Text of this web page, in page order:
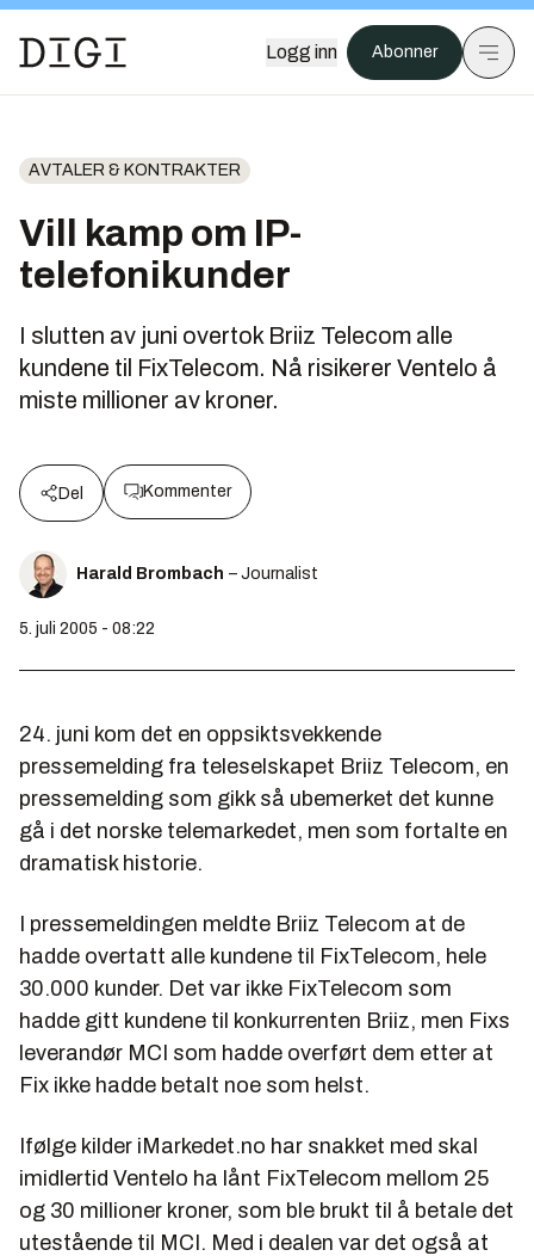
Logg inn Abonner
AVTALER & KONTRAKTER
Vill kamp om IP-
telefonikunder
I slutten av juni overtok Briiz Telecom alle
kundene til FixTelecom. Nå risikerer Ventelo å
miste millioner av kroner.
Del Kommenter
Harald Brombach – Journalist
5. juli 2005 - 08:22
24. juni kom det en oppsiktsvekkende
pressemelding fra teleselskapet Briiz Telecom, en
pressemelding som gikk så ubemerket det kunne
gå i det norske telemarkedet, men som fortalte en
dramatisk historie.
I pressemeldingen meldte Briiz Telecom at de
hadde overtatt alle kundene til FixTelecom, hele
30.000 kunder. Det var ikke FixTelecom som
hadde gitt kundene til konkurrenten Briiz, men Fixs
leverandør MCI som hadde overført dem etter at
Fix ikke hadde betalt noe som helst.
Ifølge kilder iMarkedet.no har snakket med skal
imidlertid Ventelo ha lånt FixTelecom mellom 25
og 30 millioner kroner, som ble brukt til å betale det
utestående til MCI. Med i dealen var det også at